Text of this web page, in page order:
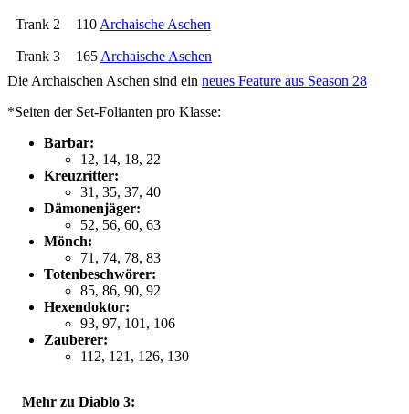
Trank 2 110 Archaische Aschen
Trank 3 165 Archaische Aschen
Die Archaischen Aschen sind ein neues Feature aus Season 28
*Seiten der Set-Folianten pro Klasse:
Barbar:
12, 14, 18, 22
Kreuzritter:
31, 35, 37, 40
Dämonenjäger:
52, 56, 60, 63
Mönch:
71, 74, 78, 83
Totenbeschwörer:
85, 86, 90, 92
Hexendoktor:
93, 97, 101, 106
Zauberer:
112, 121, 126, 130
Mehr zu Diablo 3: